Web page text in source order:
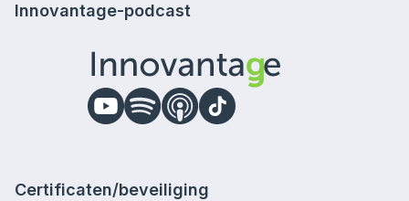
Innovantage-podcast
Certificaten/beveiliging